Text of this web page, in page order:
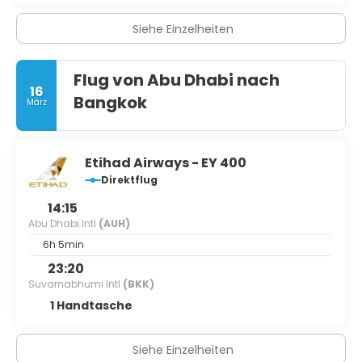
Siehe Einzelheiten
16
März
Flug von Abu Dhabi nach
Bangkok
Etihad Airways - EY 400
Direktflug
14:15
Abu Dhabi Intl (AUH)
6h 5min
23:20
Suvarnabhumi Intl (BKK)
1 Handtasche
Siehe Einzelheiten